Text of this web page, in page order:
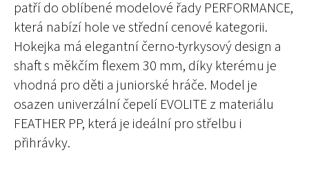
patří do oblíbené modelové řady PERFORMANCE,
která nabízí hole ve střední cenové kategorii.
Hokejka má elegantní černo-tyrkysový design a
shaft s měkčím flexem 30 mm, díky kterému je
vhodná pro děti a juniorské hráče. Model je
osazen univerzální čepelí EVOLITE z materiálu
FEATHER PP, která je ideální pro střelbu i
přihrávky.